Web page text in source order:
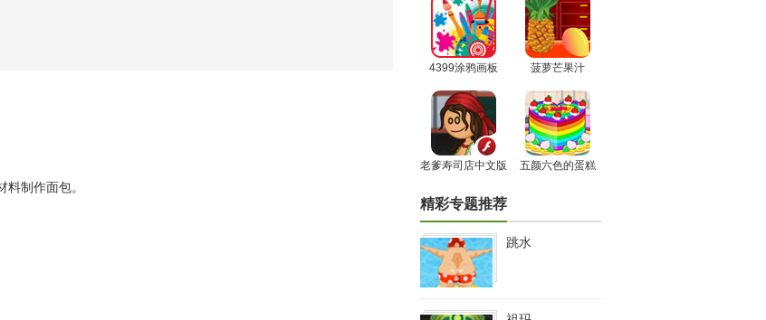
制作面包。
4399涂鸦画板 菠萝芒果汁
老爹寿司店中文版 五颜六色的蛋糕
精彩专题推荐
跳水